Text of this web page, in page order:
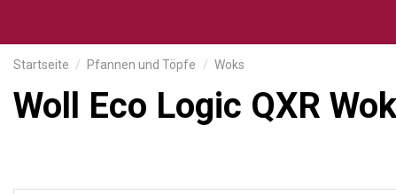
Startseite Pfannen und Töpfe Woks
Woll Eco Logic QXR